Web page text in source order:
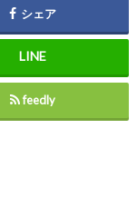
シェア
feedly